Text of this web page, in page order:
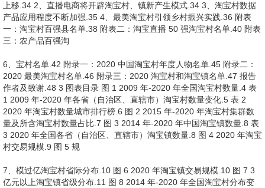
上移.34 2、直播电商将开辟淘宝村、镇新产生模式.34 3、淘宝村数据
产品应用程度不断加强.35 4、最美淘宝村引领乡村振兴实践.36 附表
一：淘宝村百强县名单.38 附表二：淘宝直播 50 强淘宝村名单.40 附表
三：农产品百强淘
6、宝村名单.42 附录一：2020 中国淘宝村年度人物名单.45 附录二：
2020 最美淘宝村名单.46 附录三：2020 淘宝村和淘宝镇名单.47 报告
作者及致谢.48 3 图表目录 图 1 2009 年-2020 年全国淘宝村数量.4 表
1 2009 年-2020 年各省（自治区、直辖市）淘宝村数量变化.5 表 2
2020 年淘宝村数量城市排行榜.6 图 2 2015 年-2020 年淘宝村集群数
量及所含淘宝村数量占比.7 图 3 2014 年-2020 年中国淘宝镇数量.8 表
3 2020 年全国各省（自治区、直辖市）淘宝镇数量.8 图 4 2020 年淘宝
村交易规模.9 图 5 规
7、模过亿淘宝村省际分布.10 图 6 2020 年淘宝镇交易规模.10 图 7 3
亿元以上淘宝镇省级分布.11 图 8 2014 年-2020 年全国淘宝村分布变